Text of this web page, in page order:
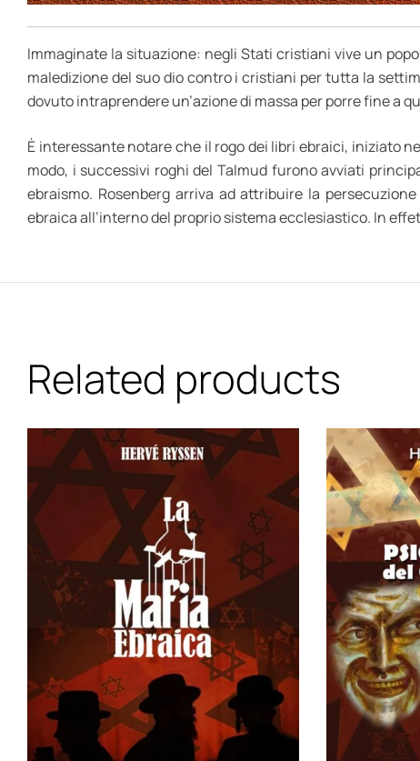
Immaginate la situazione: negli Stati cristiani vive un
maledizione del suo dio contro i cristiani per tutta la
dovuto intraprendere un’azione di massa per porre fine a
È interessante notare che il rogo dei libri ebraici, iniziato
modo, i successivi roghi del Talmud furono avviati
ebraismo. Rosenberg arriva ad attribuire la
ebraica all’interno del proprio sistema ecclesiastico. In
Related products